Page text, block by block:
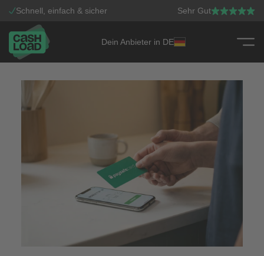
Zum Inhalt springen
Schnell, einfach & sicher Sehr Gut
Dein Anbieter in DE